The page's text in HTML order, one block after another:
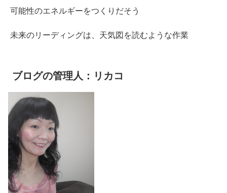
可能性のエネルギーをつくりだそう
未来のリーディングは、天気図を読むような作業
ブログの管理人：リカコ